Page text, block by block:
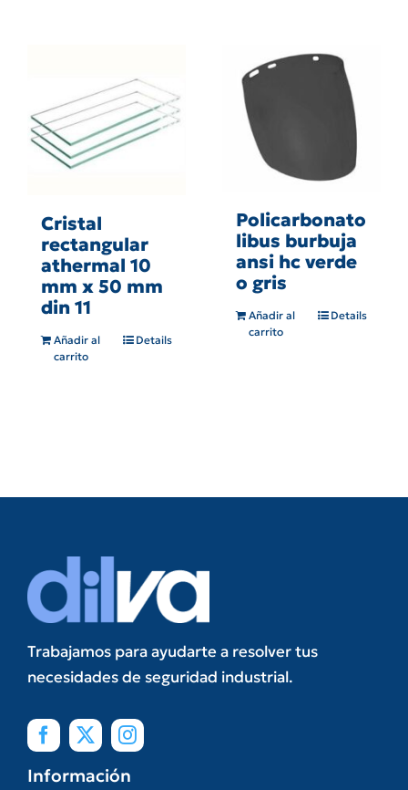
Cristal
rectangular
athermal 10
mm x 50 mm
din 11
Añadir al
carrito
Details
Policarbonato
libus burbuja
ansi hc verde
o gris
Añadir al
carrito
Details
Trabajamos para ayudarte a resolver tus
necesidades de seguridad industrial.
Información